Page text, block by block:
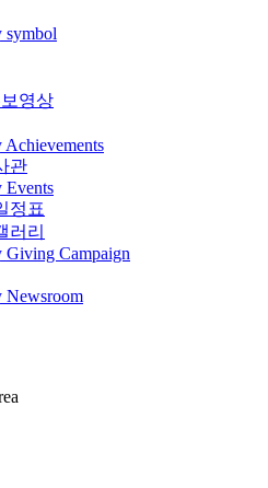
symbol
영상
Achievements
관
Events
정표
러리
Giving Campaign
Newsroom